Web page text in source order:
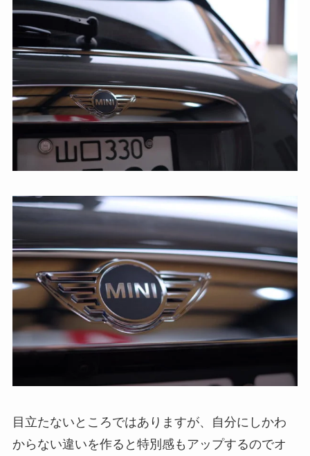
目立たないところではありますが、自分にしかわ
からない違いを作ると特別感もアップするのでオ